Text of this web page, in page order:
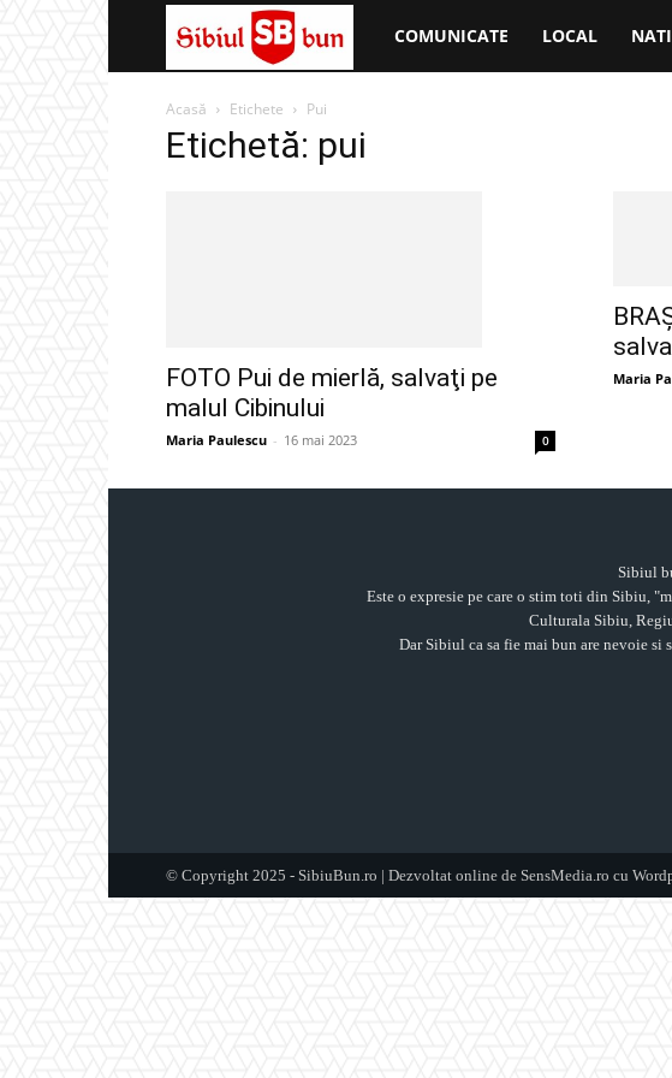
Sibiul
COMUNICATE LOCAL
Acasă Etichete Pui
Etichetă: pui
FOTO Pui de mierlă, salvaţi pe
malul Cibinului
Maria Paulescu - 16 mai 2023 0
Maria
Sibiul
Este o expresie pe care o stim toti din Sibiu,
Culturala Sibiu,
Dar Sibiul ca sa fie mai bun are nevoie si
© Copyright 2025 - SibiuBun.ro | Dezvoltat online de SensMedia.ro cu